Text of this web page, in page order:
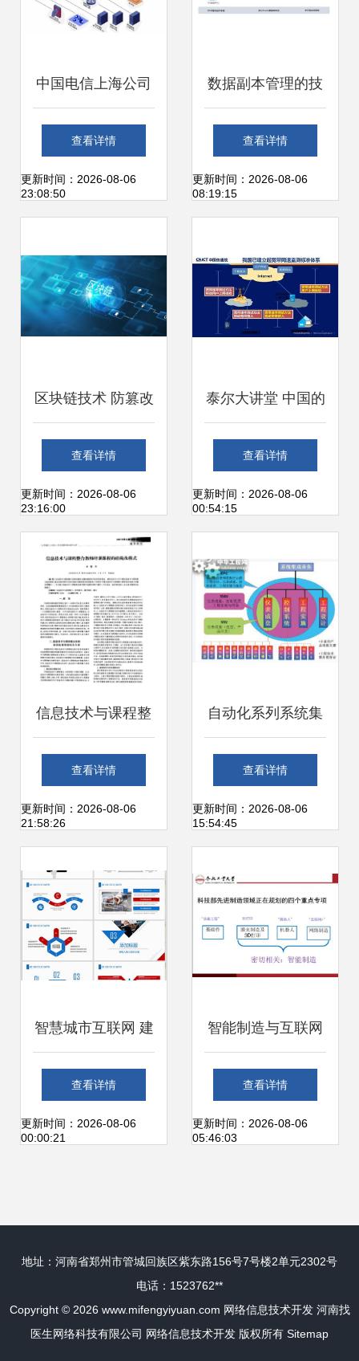
中国电信上海公司
未来网络开放实验
室 引领网络信息技
查看详情
更新时间：2026-08-06
23:08:50
数据副本管理的技
术应用实践在网络
信息技术开发中的
查看详情
更新时间：2026-08-06
08:19:15
区块链技术 防篡改
机制与社会价值探
析
查看详情
更新时间：2026-08-06
23:16:00
泰尔大讲堂 中国的
宽带发展与宽带网
速监测
查看详情
更新时间：2026-08-06
00:54:15
信息技术与课程整
合教师培训课程的
结构及模式——基
开发视角
查看详情
更新时间：2026-08-06
21:58:26
自动化系列系统集
成 自动化行业的新
发展趋势
查看详情
更新时间：2026-08-06
15:54:45
智慧城市互联网 建
设发展、建筑规划
与信息技术融合之
查看详情
更新时间：2026-08-06
00:00:21
智能制造与互联网
制造技术的革新与
网络信息技术的深
查看详情
更新时间：2026-08-06
05:46:03
地址：河南省郑州市管城回族区紫东路156号7号楼2单元2302号
电话：1523762**
Copyright © 2026 www.mifengyiyuan.com 网络信息技术开发 河南找
医生网络科技有限公司 网络信息技术开发 版权所有 Sitemap